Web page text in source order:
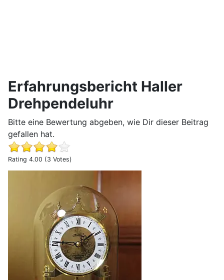
Erfahrungsbericht Haller
Drehpendeluhr
Bitte eine Bewertung abgeben, wie Dir dieser Beitrag
gefallen hat.
Rating 4.00 (3 Votes)
Erfahrungsbericht Haller Drehpendeluhr